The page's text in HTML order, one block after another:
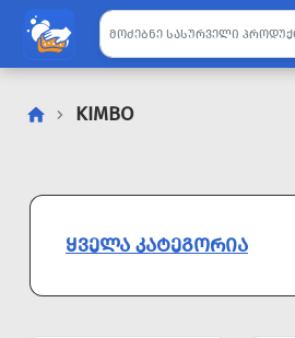
KIMBO
ᲧᲕᲔᲚᲐ ᲙᲐᲢᲔᲒᲝᲠᲘᲐ